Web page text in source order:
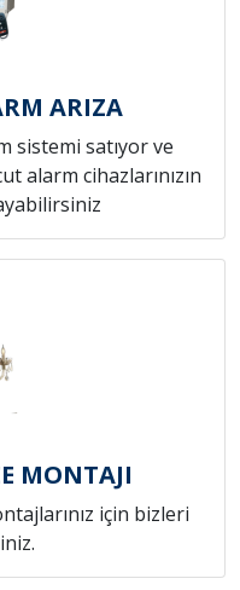
ARIZA
sistemi satıyor ve
alarm cihazlarınızın
MONTAJI
için bizleri